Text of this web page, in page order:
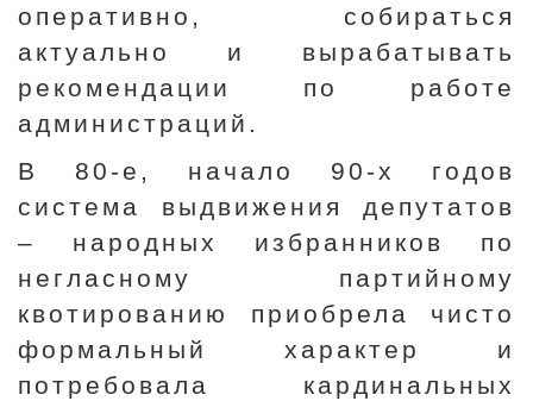
оперативно, собираться
актуально и вырабатывать
рекомендации по работе
администраций.
В 80-е, начало 90-х годов
система выдвижения депутатов
– народных избранников по
негласному партийному
квотированию приобрела чисто
формальный характер и
потребовала кардинальных